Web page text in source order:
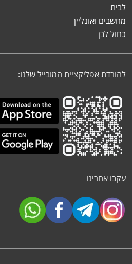
לבית
מחשבים ואונליין
כחול לבן
להורדת אפליקציית המובייל שלנו:
עקבו אחרינו